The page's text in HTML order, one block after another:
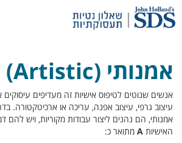
אמנותי (Artistic)
אנשים שנוטים לטיפוס אישיות זה מעדיפים עיסוקים
עיצוב גרפי, עיצוב אפנה, עריכה או ארכיטקטורה.
אמנותי, הם נהנים ליצור עבודות מקוריות, ויש להם
האישיות A מתואר כ: